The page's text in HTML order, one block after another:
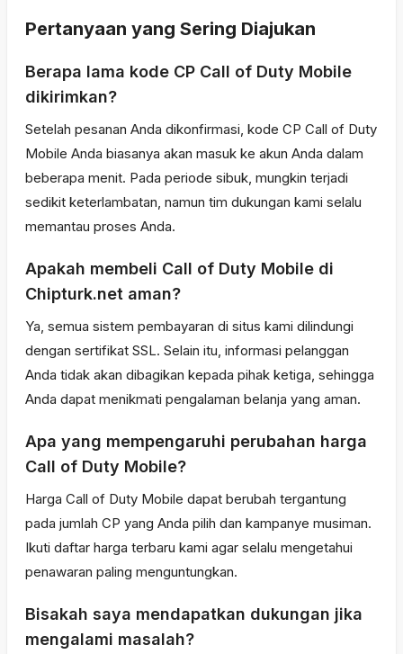
Pertanyaan yang Sering Diajukan
Berapa lama kode CP Call of Duty Mobile
dikirimkan?
Setelah pesanan Anda dikonfirmasi, kode CP Call of Duty
Mobile Anda biasanya akan masuk ke akun Anda dalam
beberapa menit. Pada periode sibuk, mungkin terjadi
sedikit keterlambatan, namun tim dukungan kami selalu
memantau proses Anda.
Apakah membeli Call of Duty Mobile di
Chipturk.net aman?
Ya, semua sistem pembayaran di situs kami dilindungi
dengan sertifikat SSL. Selain itu, informasi pelanggan
Anda tidak akan dibagikan kepada pihak ketiga, sehingga
Anda dapat menikmati pengalaman belanja yang aman.
Apa yang mempengaruhi perubahan harga
Call of Duty Mobile?
Harga Call of Duty Mobile dapat berubah tergantung
pada jumlah CP yang Anda pilih dan kampanye musiman.
Ikuti daftar harga terbaru kami agar selalu mengetahui
penawaran paling menguntungkan.
Bisakah saya mendapatkan dukungan jika
mengalami masalah?